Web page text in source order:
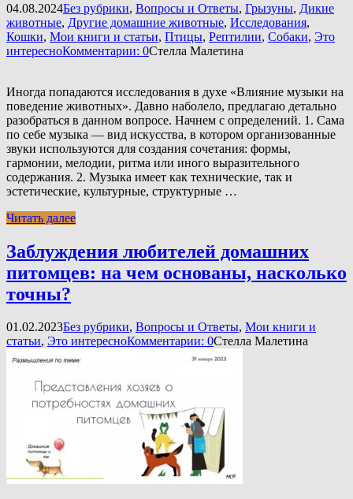
04.08.2024Без рубрики, Вопросы и Ответы, Грызуны, Дикие
животные, Другие домашние животные, Исследования,
Кошки, Мои книги и статьи, Птицы, Рептилии, Собаки, Это
интересноКомментарии: 0Стелла Малетина
Иногда попадаются исследования в духе «Влияние музыки на
поведение животных». Давно наболело, предлагаю детально
разобраться в данном вопросе. Начнем с определений. 1. Сама
по себе музыка — вид искусства, в котором организованные
звуки используются для создания сочетания: формы,
гармонии, мелодии, ритма или иного выразительного
содержания. 2. Музыка имеет как технические, так и
эстетические, культурные, структурные …
Читать далее
Заблуждения любителей домашних
питомцев: на чем основаны, насколько
точны?
01.02.2023Без рубрики, Вопросы и Ответы, Мои книги и
статьи, Это интересноКомментарии: 0Стелла Малетина